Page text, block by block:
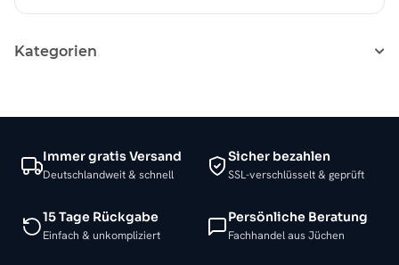
Kategorien
Immer gratis Versand
Deutschlandweit & schnell
Sicher bezahlen
SSL-verschlüsselt & geprüft
15 Tage Rückgabe
Einfach & unkompliziert
Persönliche Beratung
Fachhandel aus Jüchen